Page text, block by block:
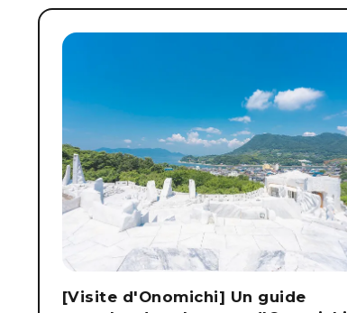
[Visite d'Onomichi] Un guide